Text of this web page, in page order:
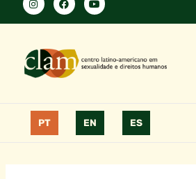
PT EN ES